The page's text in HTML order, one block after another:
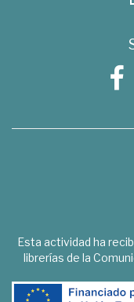
Esta actividad ha
librerías de la